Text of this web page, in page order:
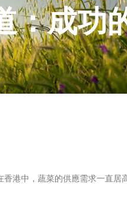
：成功
港中，蔬菜的供應需求一直